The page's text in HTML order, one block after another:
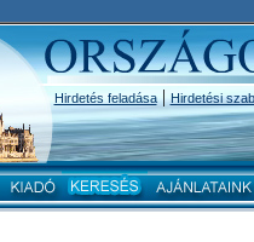
Hirdetés feladása|Hirdetési